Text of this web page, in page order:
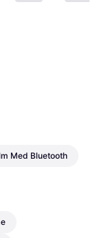
Med Bluetooth